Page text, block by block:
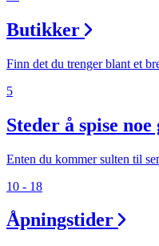
Butikker
Finn det du trenger blant et
5
Steder å spise noe
Enten du kommer sulten til
10 - 18
Åpningstider